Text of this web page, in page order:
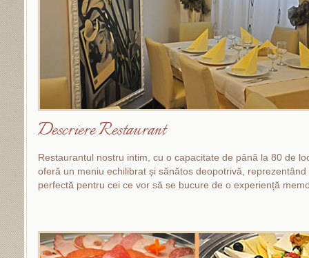
Descriere Restaurant
Restaurantul nostru intim, cu o capacitate de până la 80 de
oferă un meniu echilibrat și sănătos deopotrivă, reprezentând
perfectă pentru cei ce vor să se bucure de o experiență